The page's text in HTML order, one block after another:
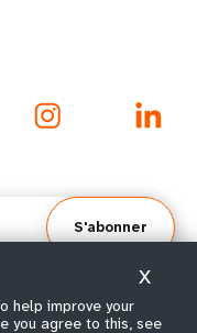
S'abonner
2026.
help improve your
you agree to this, see
X